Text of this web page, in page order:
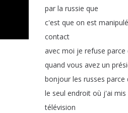
par la russie que
c'est que on est manipulé
contact
avec moi je refuse parce
quand vous avez un
bonjour les russes parce
le seul endroit où j'ai mis
télévision